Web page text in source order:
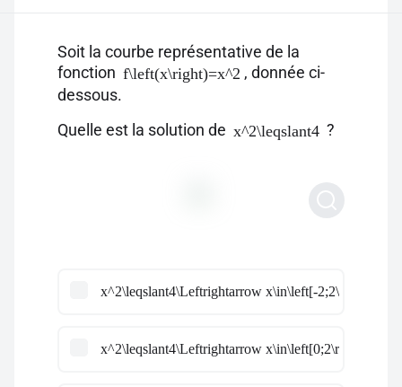
Soit la courbe représentative de la
fonction f\left(x\right)=x^2 , donnée ci-
dessous.
Quelle est la solution de x^2\leqslant4 ?
x^2\leqslant4\Leftrightarrow x\in\left[-2;2\right]
x^2\leqslant4\Leftrightarrow x\in\left[0;2\right]